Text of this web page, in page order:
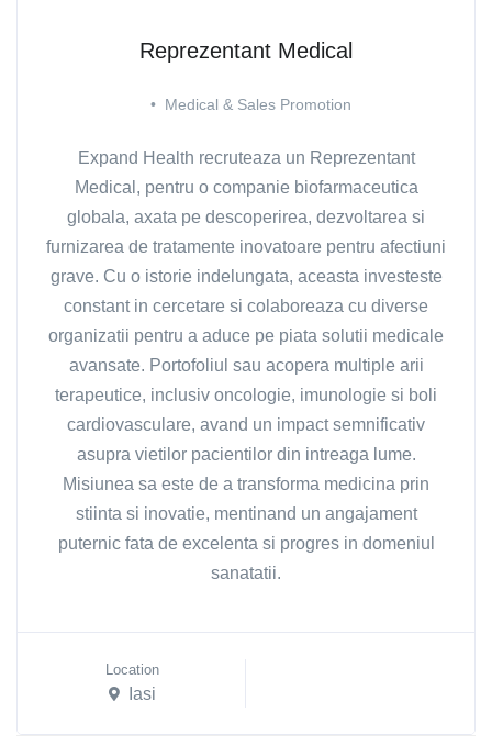
Reprezentant Medical
• Medical & Sales Promotion
Expand Health recruteaza un Reprezentant
Medical, pentru o companie biofarmaceutica
globala, axata pe descoperirea, dezvoltarea si
furnizarea de tratamente inovatoare pentru afectiuni
grave. Cu o istorie indelungata, aceasta investeste
constant in cercetare si colaboreaza cu diverse
organizatii pentru a aduce pe piata solutii medicale
avansate. Portofoliul sau acopera multiple arii
terapeutice, inclusiv oncologie, imunologie si boli
cardiovasculare, avand un impact semnificativ
asupra vietilor pacientilor din intreaga lume.
Misiunea sa este de a transforma medicina prin
stiinta si inovatie, mentinand un angajament
puternic fata de excelenta si progres in domeniul
sanatatii.
Location
Iasi